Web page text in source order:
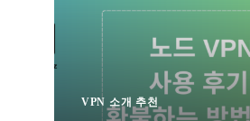
VPN 소개 추천